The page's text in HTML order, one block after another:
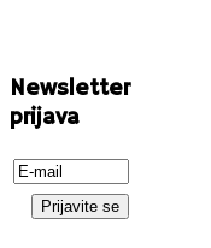
Newsletter
prijava